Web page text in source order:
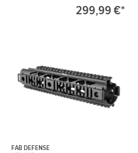
299,99 €*
FAB DEFENSE